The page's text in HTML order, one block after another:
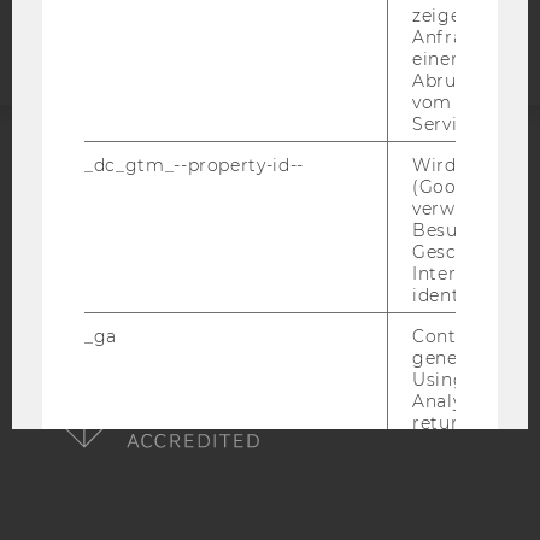
ACCREDITED BY:
zeigen Opt-
Anfrage im
einen Fehler
Abrufen
vom AMP
Service an.
_dc_gtm_--property-id--
Wird von
(Google Tag
verwendet,
Besucher
Geschlecht
Interessen zu
identifizieren.
_ga
Contains a
generated
Using this
Analytics can
returning